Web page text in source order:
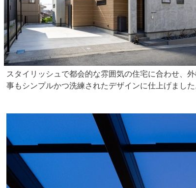
スタイリッシュで都会的な雰囲気の住宅に合わせ、外
事もシンプルかつ洗練されたデザインに仕上げました